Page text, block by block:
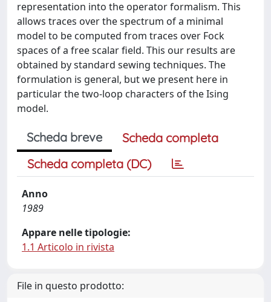
representation into the operator formalism. This
allows traces over the spectrum of a minimal
model to be computed from traces over Fock
spaces of a free scalar field. This our results are
obtained by standard sewing techniques. The
formulation is general, but we present here in
particular the two-loop characters of the Ising
model.
Scheda breve
Scheda completa
Scheda completa (DC)
Anno
1989
Appare nelle tipologie:
1.1 Articolo in rivista
File in questo prodotto: